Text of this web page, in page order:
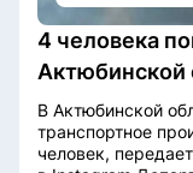
4 человека
Актюбинской
В Актюбинской
транспортное
человек,